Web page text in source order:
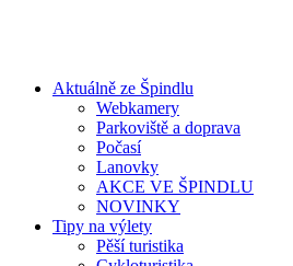
Aktuálně ze Špindlu
Webkamery
Parkoviště a doprava
Počasí
Lanovky
AKCE VE ŠPINDLU
NOVINKY
Tipy na výlety
Pěší turistika